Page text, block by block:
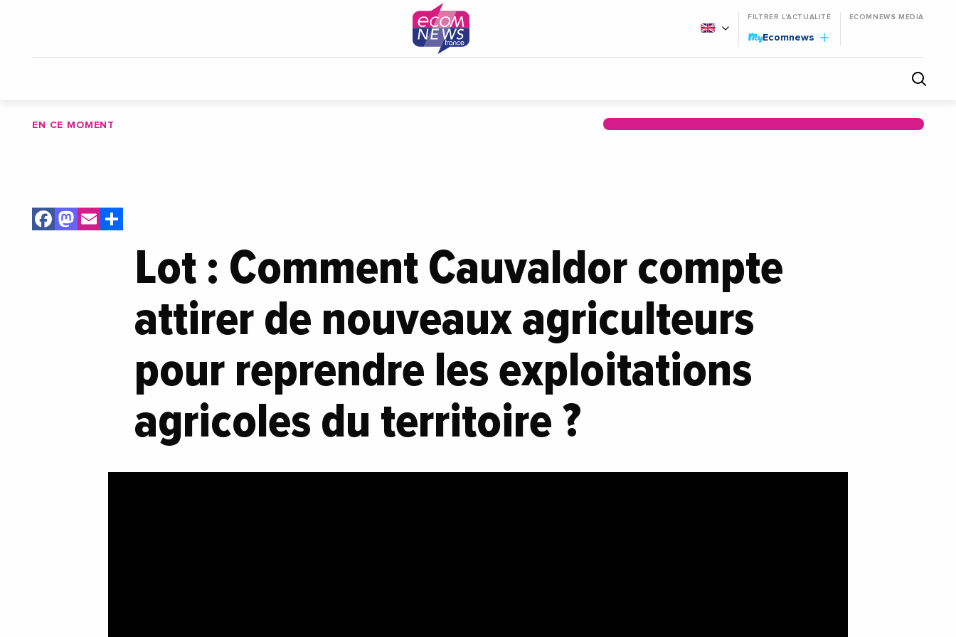
FILTRER L'ACTUALITÉ
MyEcomnews
ECOMNEWS MEDIA
EN CE MOMENT
Facebook
Mastodon
Email
Lot : Comment Cauvaldor compte
attirer de nouveaux agriculteurs
pour reprendre les exploitations
agricoles du territoire ?